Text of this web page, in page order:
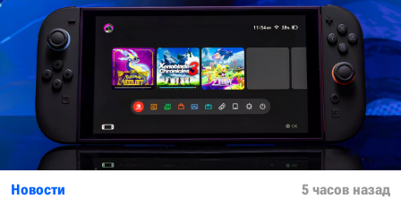
Новости 5 часов назад